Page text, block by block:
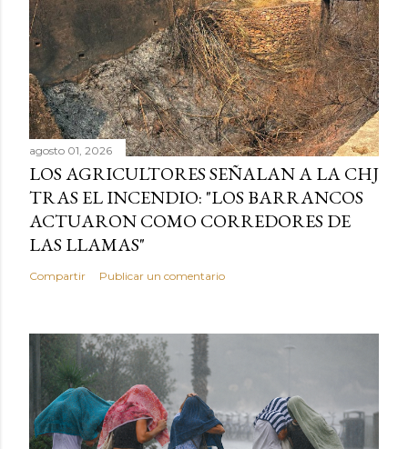
agosto 01, 2026
LOS AGRICULTORES SEÑALAN A LA CHJ
TRAS EL INCENDIO: "LOS BARRANCOS
ACTUARON COMO CORREDORES DE
LAS LLAMAS"
Compartir Publicar un comentario